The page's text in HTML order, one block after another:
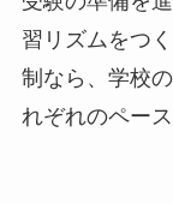
習リズムをつ
制なら、学校
れぞれのペー